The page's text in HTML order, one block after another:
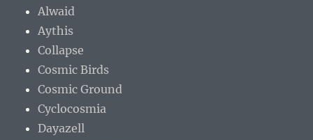
Alwaid
Aythis
Collapse
Cosmic Birds
Cosmic Ground
Cyclocosmia
Dayazell